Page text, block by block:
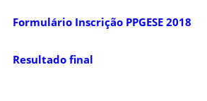
Formulário Inscrição PPGESE 2018
Resultado final